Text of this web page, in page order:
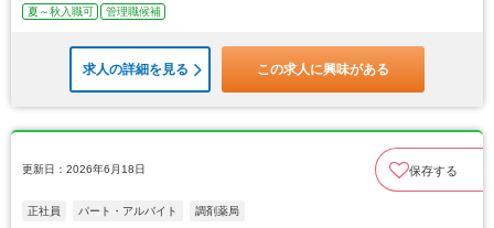
夏～秋入職可
管理職候補
求人の詳細を見る この求人に興味がある
更新日：2026年6月18日 保存する
正社員 パート・アルバイト 調剤薬局